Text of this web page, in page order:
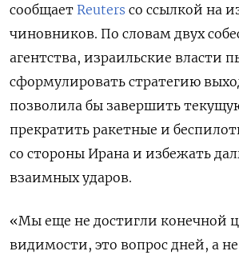
сообщает Reuters со ссылкой на
чиновников. По словам двух
агентства, израильские власти
сформулировать стратегию
позволила бы завершить
прекратить ракетные и
со стороны Ирана и избежать
взаимных ударов.
«Мы еще не достигли конечной
видимости, это вопрос дней, а не